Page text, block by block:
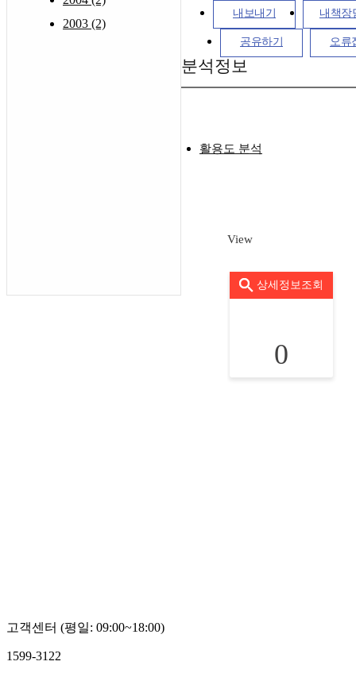
2003 (2)
내보내기 내책장
공유하기 오류
분석정보
활용도 분석
View
상세정보조회
0
고객센터 (평일: 09:00~18:00)
1599-3122